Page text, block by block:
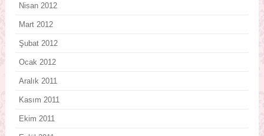
Nisan 2012
Mart 2012
Şubat 2012
Ocak 2012
Aralık 2011
Kasım 2011
Ekim 2011